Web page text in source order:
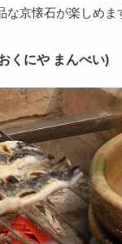
京懐石が楽しめま
くにや まんべい)